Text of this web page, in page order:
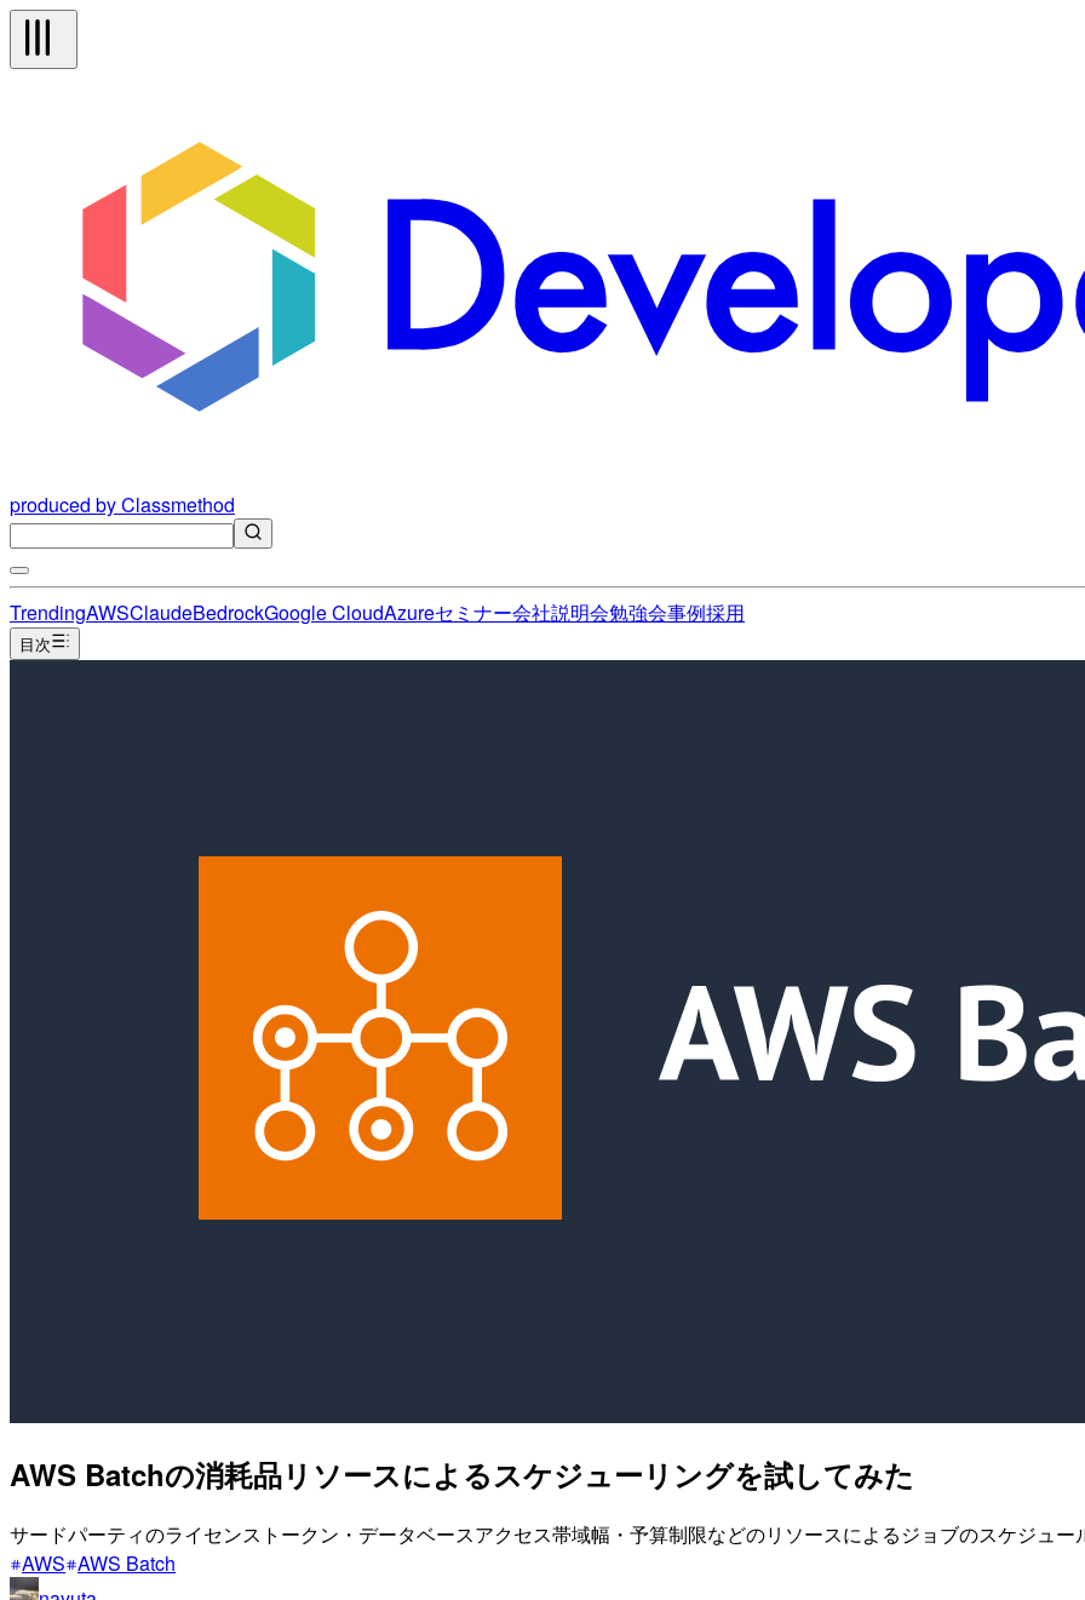
produced by Classmethod
TrendingAWSClaudeBedrockGoogle CloudAzureセミナー会社説明会勉強会事例採用
目次
AWS Batchの消耗品リソースによるスケジューリングを試してみた
サードパーティのライセンストークン・データベースアクセス帯域幅・予算制限などのリソースによるジョブのスケジュー
AWS AWS Batch